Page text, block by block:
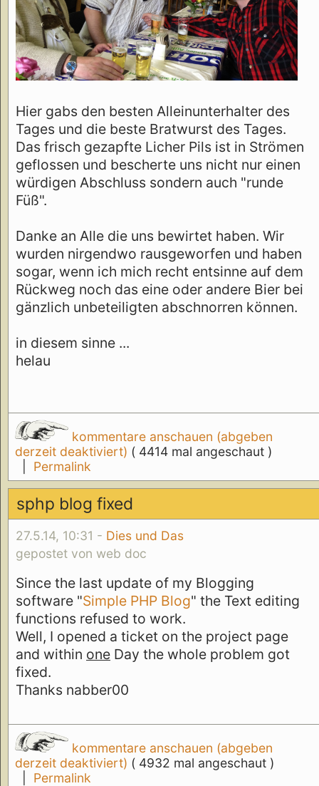
Hier gabs den besten Alleinunterhalter des
Tages und die beste Bratwurst des Tages.
Das frisch gezapfte Licher Pils ist in Strömen
geflossen und bescherte uns nicht nur einen
würdigen Abschluss sondern auch "runde
Füß".
Danke an Alle die uns bewirtet haben. Wir
wurden nirgendwo rausgeworfen und haben
sogar, wenn ich mich recht entsinne auf dem
Rückweg noch das eine oder andere Bier bei
gänzlich unbeteiligten abschnorren können.
in diesem sinne ...
helau
kommentare anschauen (abgeben
derzeit deaktiviert) ( 4414 mal angeschaut )
Permalink
sphp blog fixed
27.5.14, 10:31 - Dies und Das
gepostet von web doc
Since the last update of my Blogging
software "Simple PHP Blog" the Text editing
functions refused to work.
Well, I opened a ticket on the project page
and within one Day the whole problem got
fixed.
Thanks nabber00
kommentare anschauen (abgeben
derzeit deaktiviert) ( 4932 mal angeschaut )
Permalink